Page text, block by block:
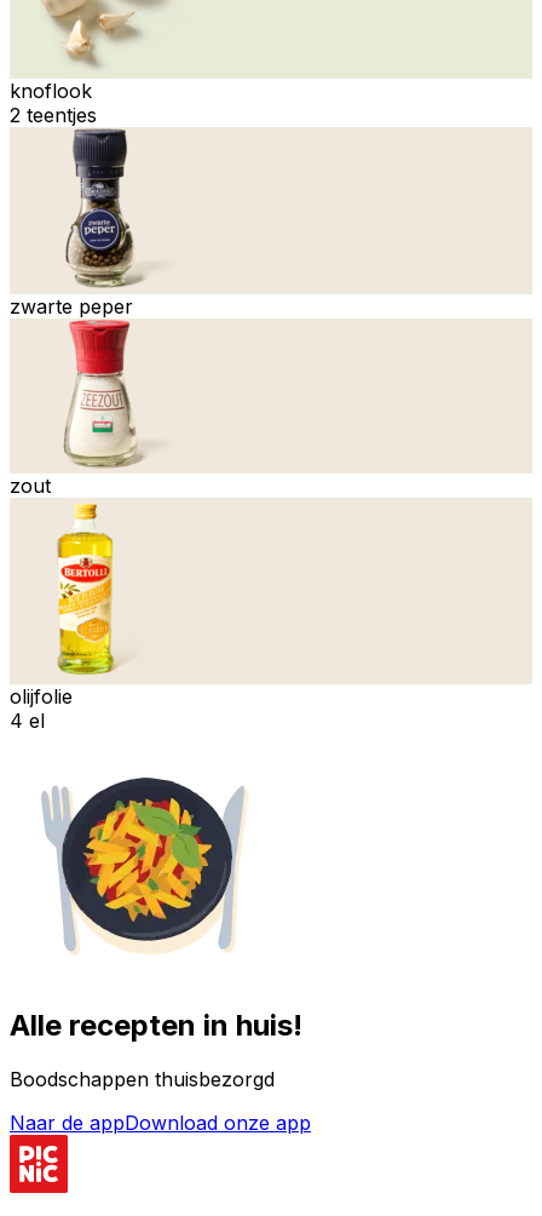
knoflook
2 teentjes
zwarte peper
zout
olijfolie
4 el
Alle recepten in huis!
Boodschappen thuisbezorgd
Naar de appDownload onze app